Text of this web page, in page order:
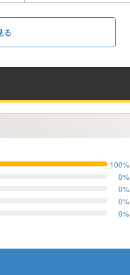
る
100%
0%
0%
0%
0%